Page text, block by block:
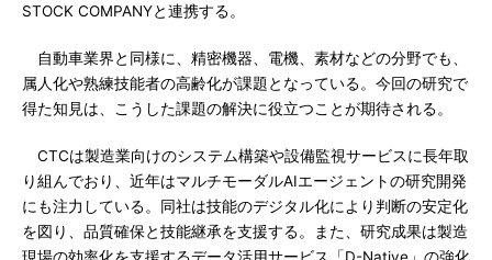
STOCK COMPANYと連携する。
自動車業界と同様に、精密機器、電機、素材などの分野でも、
属人化や熟練技能者の高齢化が課題となっている。今回の研究で
得た知見は、こうした課題の解決に役立つことが期待される。
CTCは製造業向けのシステム構築や設備監視サービスに長年取
り組んでおり、近年はマルチモーダルAIエージェントの研究開発
にも注力している。同社は技能のデジタル化により判断の安定化
を図り、品質確保と技能継承を支援する。また、研究成果は製造